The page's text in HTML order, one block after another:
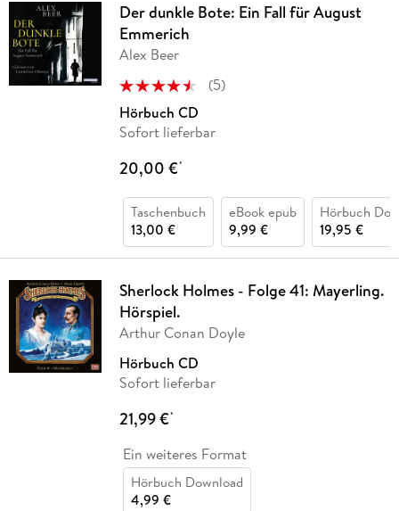
Der dunkle Bote: Ein Fall für August
Emmerich
Alex Beer
(5)
Hörbuch CD
Sofort lieferbar
20,00 €*
Taschenbuch
13,00 €
eBook epub
9,99 €
Hörbuch
19,95 €
Sherlock Holmes - Folge 41: Mayerling.
Hörspiel.
Arthur Conan Doyle
Hörbuch CD
Sofort lieferbar
21,99 €*
Ein weiteres Format
Hörbuch Download
4,99 €